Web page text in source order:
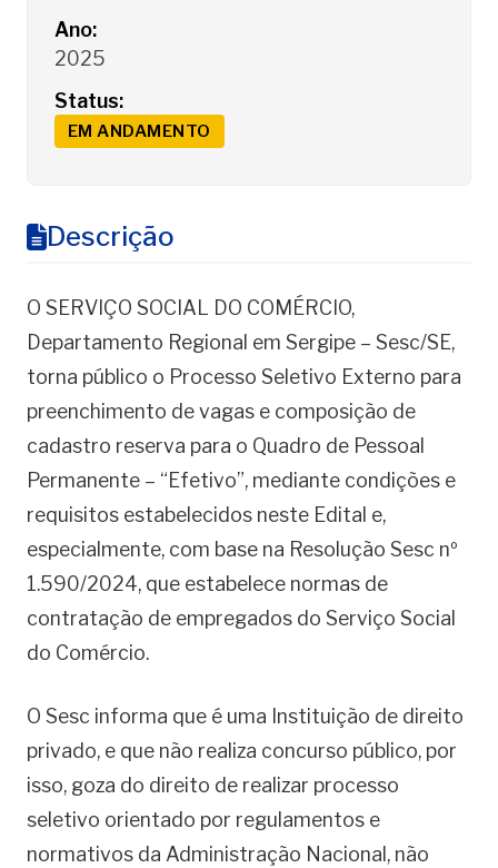
Ano:
2025
Status:
EM ANDAMENTO
Descrição
O SERVIÇO SOCIAL DO COMÉRCIO,
Departamento Regional em Sergipe – Sesc/SE,
torna público o Processo Seletivo Externo para
preenchimento de vagas e composição de
cadastro reserva para o Quadro de Pessoal
Permanente – “Efetivo”, mediante condições e
requisitos estabelecidos neste Edital e,
especialmente, com base na Resolução Sesc nº
1.590/2024, que estabelece normas de
contratação de empregados do Serviço Social
do Comércio.
O Sesc informa que é uma Instituição de direito
privado, e que não realiza concurso público, por
isso, goza do direito de realizar processo
seletivo orientado por regulamentos e
normativos da Administração Nacional, não